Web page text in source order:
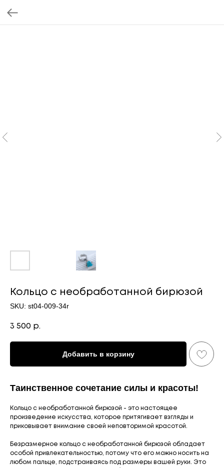
Кольцо с необработанной бирюзой
SKU: st04-009-34r
3 500 р.
Добавить в корзину
Таинственное сочетание силы и красоты!
Кольцо с необработанной бирюзой - это настоящее
произведение искусства, которое притягивает взгляды и
приковывает внимание своей неповторимой красотой.
Безразмерное кольцо с необработанной бирюзой обладает
особой привлекательностью, потому что его можно носить на
любом пальце, подстраиваясь под размеры вашей руки. Это